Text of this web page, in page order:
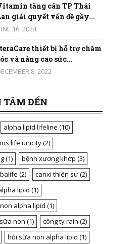
tăng cân TP Thái
giải quyết vấn đề gầy...
16, 2024
thiết bị hỗ trợ chăm
và nâng cao sức...
8, 2022
TÂM ĐẾN
alpha lipid lifeline (10)
life unicity(2)
(1) bệnh xương khớp (3)
(2) canxi thiên sư(2)
lipid (1)
alpha lipid (1)
non (1) công ty rain (2)
hỏi sữa non alpha lipid (1)